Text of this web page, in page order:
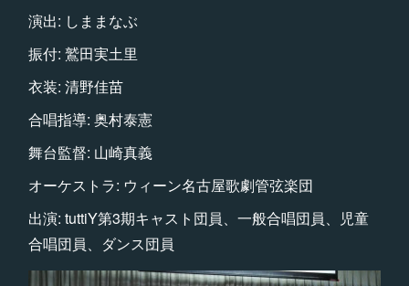
演出: しままなぶ
振付: 鷲田実土里
衣装: 清野佳苗
合唱指導: 奥村泰憲
舞台監督: 山崎真義
オーケストラ: ウィーン名古屋歌劇管弦楽団
出演: tuttiY第3期キャスト団員、一般合唱団員、児童
合唱団員、ダンス団員